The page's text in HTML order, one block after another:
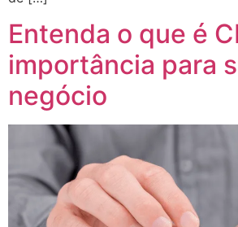
Entenda o que é
importância para
negócio